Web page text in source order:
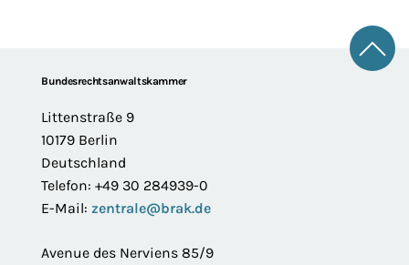
FooterBundesrechtsanwaltskammer
Littenstraße 9
10179 Berlin
Deutschland
Telefon: +49 30 284939-0
E-Mail: zentrale@brak.de
Avenue des Nerviens 85/9